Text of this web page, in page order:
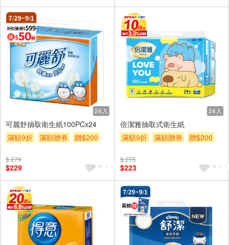
24入
可麗舒抽取衛生紙100PCx24
滿額9折
滿額贈券 贈$200
$ 279
$229
24入
倍潔雅抽取式衛生紙
滿額9折
滿額贈券 贈$200
$ 275
$223